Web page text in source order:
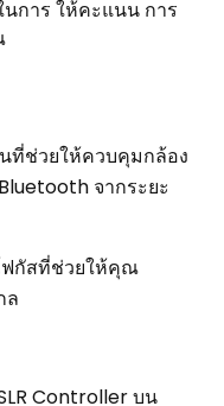
การ ให้คะแนน การ
ที่ช่วยให้ควบคุมกล้อง
จากระยะ
ฟกัสที่ช่วยให้คุณ
ล
Controller บน